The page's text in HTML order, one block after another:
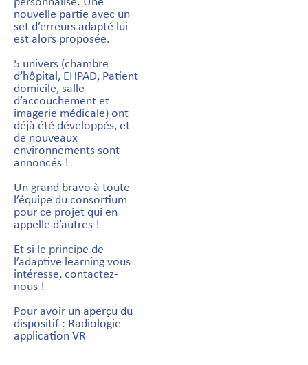
nouvelle partie avec un
set d’erreurs adapté lui
est alors proposée.
5 univers (chambre
d’hôpital, EHPAD, Patient
domicile, salle
d’accouchement et
imagerie médicale) ont
déjà été développés, et
de nouveaux
environnements sont
annoncés !
Un grand bravo à toute
l’équipe du consortium
pour ce projet qui en
appelle d’autres !
Et si le principe de
l’adaptive learning vous
intéresse, contactez-
nous !
Pour avoir un aperçu du
dispositif : Radiologie –
application VR